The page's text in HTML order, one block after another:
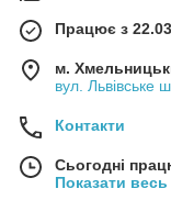
Працює з
м.
вул. Львівське
Контакти
Сьогодні
Показати